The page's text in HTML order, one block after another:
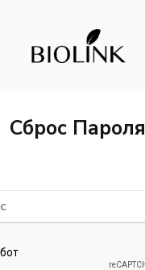
Сброс Пароля